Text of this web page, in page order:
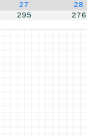
27 28
295 276